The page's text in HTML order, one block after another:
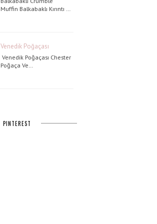
Muffin Balkabaklı Kırıntı …
Venedik Poğaçası
Venedik Poğaçası Chester
Poğaça Ve…
PINTEREST